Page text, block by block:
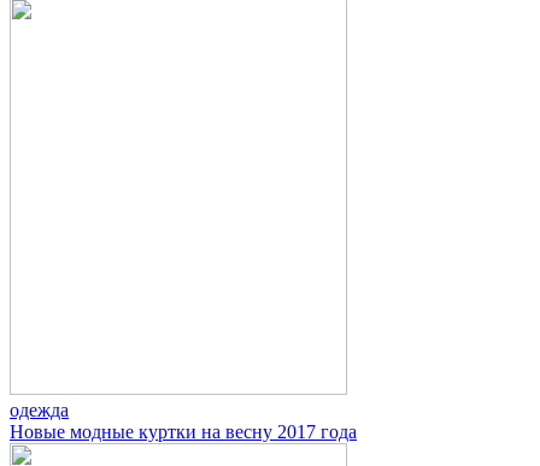
одежда
Новые модные куртки на весну 2017 года